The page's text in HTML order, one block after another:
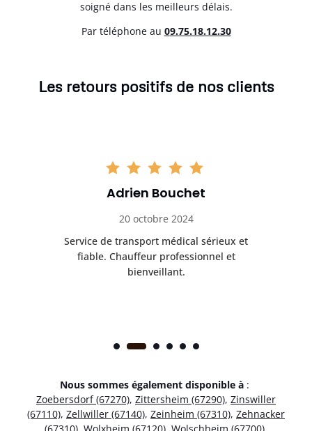
soigné dans les meilleurs délais.
Par téléphone au 09.75.18.12.30
Les retours positifs de nos clients
Adrien Bouchet
20 octobre 2024
Service de transport médical sérieux et
fiable. Chauffeur professionnel et
bienveillant.
Nous sommes également disponible à :
Zoebersdorf (67270), Zittersheim (67290), Zinswiller
(67110), Zellwiller (67140), Zeinheim (67310), Zehnacker